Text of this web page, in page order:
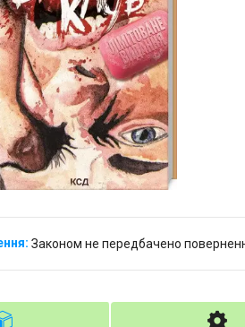
Законом не передбачено